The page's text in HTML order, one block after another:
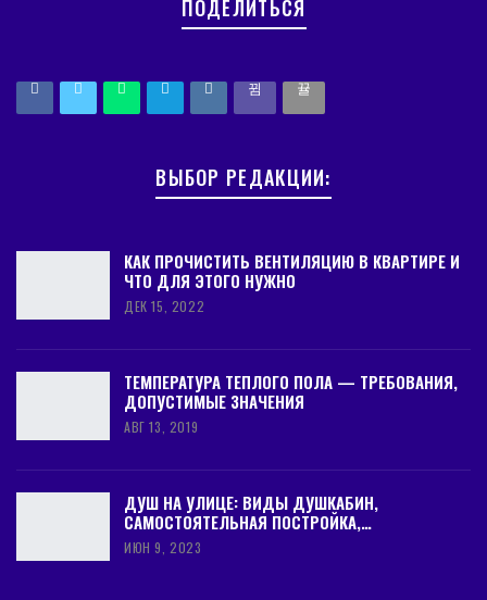
ПОДЕЛИТЬСЯ
ВЫБОР РЕДАКЦИИ:
КАК ПРОЧИСТИТЬ ВЕНТИЛЯЦИЮ В КВАРТИРЕ И
ЧТО ДЛЯ ЭТОГО НУЖНО
ДЕК 15, 2022
ТЕМПЕРАТУРА ТЕПЛОГО ПОЛА — ТРЕБОВАНИЯ,
ДОПУСТИМЫЕ ЗНАЧЕНИЯ
АВГ 13, 2019
ДУШ НА УЛИЦЕ: ВИДЫ ДУШКАБИН,
САМОСТОЯТЕЛЬНАЯ ПОСТРОЙКА,…
ИЮН 9, 2023